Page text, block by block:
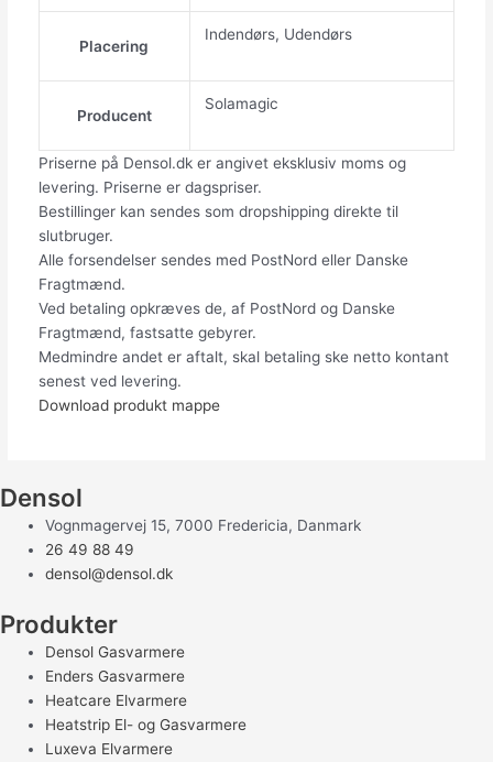
Placering
Indendørs, Udendørs
Producent
Solamagic
Priserne på Densol.dk er angivet eksklusiv moms og
levering. Priserne er dagspriser.
Bestillinger kan sendes som dropshipping direkte til
slutbruger.
Alle forsendelser sendes med PostNord eller Danske
Fragtmænd.
Ved betaling opkræves de, af PostNord og Danske
Fragtmænd, fastsatte gebyrer.
Medmindre andet er aftalt, skal betaling ske netto kontant
senest ved levering.
Download produkt mappe
Densol
Vognmagervej 15, 7000 Fredericia, Danmark
26 49 88 49
densol@densol.dk
Produkter
Densol Gasvarmere
Enders Gasvarmere
Heatcare Elvarmere
Heatstrip El- og Gasvarmere
Luxeva Elvarmere